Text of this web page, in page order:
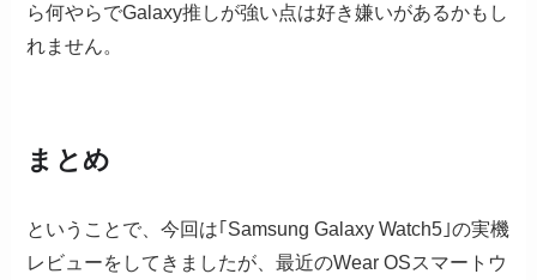
ら何やらでGalaxy推しが強い点は好き嫌いがあるかもし
れません。
まとめ
ということで、今回は｢Samsung Galaxy Watch5｣の実機
レビューをしてきましたが、最近のWear OSスマートウ